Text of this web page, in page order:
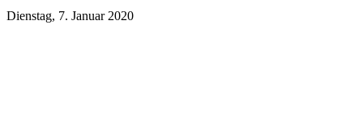
Dienstag, 7. Januar 2020